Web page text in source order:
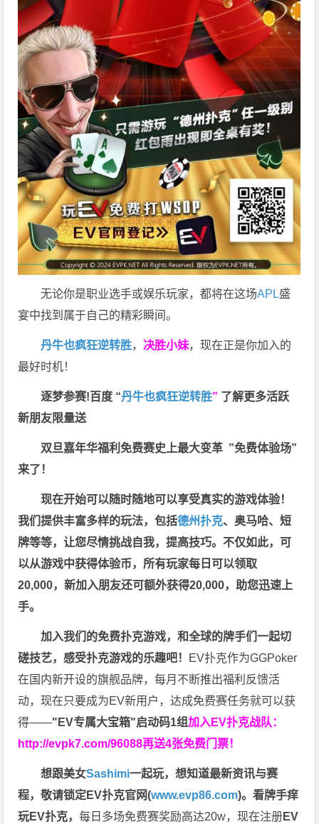
无论你是职业选手或娱乐玩家，都将在这场APL盛
宴中找到属于自己的精彩瞬间。
丹牛也疯狂逆转胜， 决胜小妹，现在正是你加入的
最好时机！
逐梦参赛!百度 “丹牛也疯狂逆转胜” 了解更多活跃
新朋友限量送
双旦嘉年华福利免费赛史上最大变革 ”免费体验场”
来了！
现在开始可以随时随地可以享受真实的游戏体验！
我们提供丰富多样的玩法，包括德州扑克、奥马哈、短
牌等等，让您尽情挑战自我，提高技巧。不仅如此， 可
以从游戏中获得体验币，所有玩家每日可以领取
20,000，新加入朋友还可额外获得20,000，助您迅速上
手。
加入我们的免费扑克游戏，和全球的牌手们一起切
磋技艺，感受扑克游戏的乐趣吧！ EV扑克作为GGPoker
在国内新开设的旗舰品牌，每月不断推出福利反馈活
动，现在只要成为EV新用户，达成免费赛任务就可以获
得——"EV专属大宝箱"启动码1组加入EV扑克战队：
http://evpk7.com/96088再送4张免费门票！
想跟美女Sashimi一起玩，想知道最新资讯与赛
程，敬请锁定EV扑克官网(www.evp86.com)。看牌手痒
玩EV扑克，每日多场免费赛奖励高达20w，现在注册EV